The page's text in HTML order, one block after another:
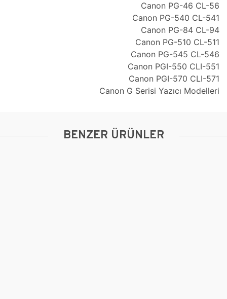
Canon PG-46 CL-56
Canon PG-540 CL-541
Canon PG-84 CL-94
Canon PG-510 CL-511
Canon PG-545 CL-546
Canon PGI-550 CLI-551
Canon PGI-570 CLI-571
Canon G Serisi Yazıcı Modelleri
BENZER ÜRÜNLER